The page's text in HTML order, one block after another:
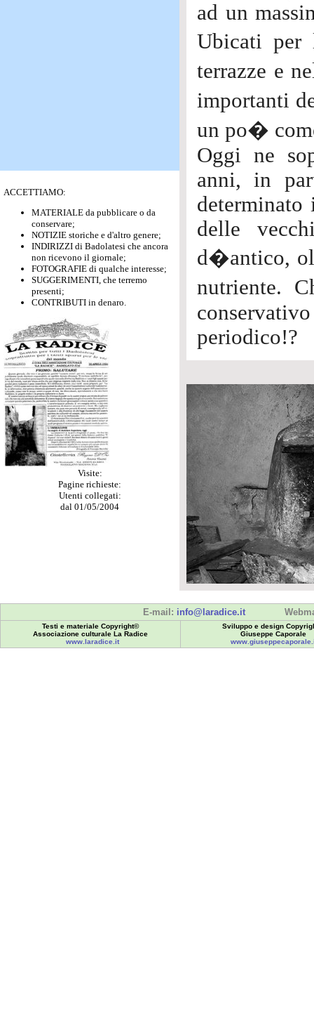
ACCETTIAMO:
MATERIALE da pubblicare o da
conservare;
NOTIZIE storiche e d'altro genere;
INDIRIZZI di Badolatesi che ancora
non ricevono il giornale;
FOTOGRAFIE di qualche interesse;
SUGGERIMENTI, che terremo
presenti;
CONTRIBUTI in denaro.
Visite:
Pagine richieste:
Utenti collegati:
dal 01/05/2004
ad un
Ubicati
terrazze e
importanti
un po�
Oggi ne
anni, in
delle
d�antico,
nutriente.
periodico!?
E-mail: info@laradice.it
Testi e materiale Copyright©
Associazione culturale La Radice
www.laradice.it
Sviluppo e design
Giuseppe Caporale